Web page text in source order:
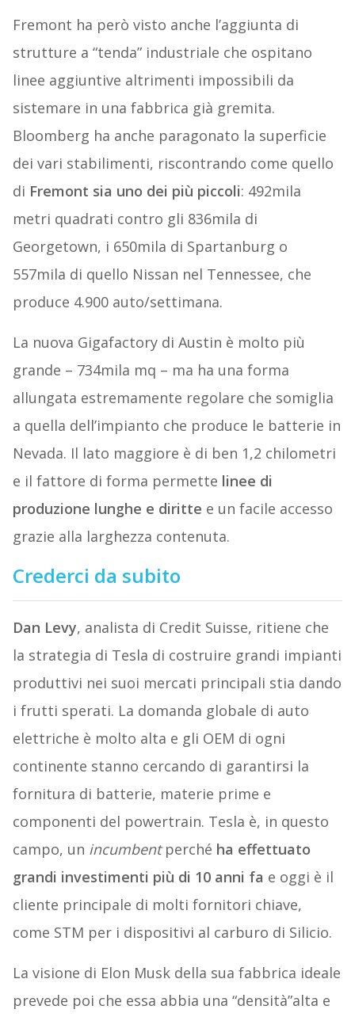
Fremont ha però visto anche l’aggiunta di
strutture a “tenda” industriale che ospitano
linee aggiuntive altrimenti impossibili da
sistemare in una fabbrica già gremita.
Bloomberg ha anche paragonato la superficie
dei vari stabilimenti, riscontrando come quello
di Fremont sia uno dei più piccoli: 492mila
metri quadrati contro gli 836mila di
Georgetown, i 650mila di Spartanburg o
557mila di quello Nissan nel Tennessee, che
produce 4.900 auto/settimana.
La nuova Gigafactory di Austin è molto più
grande – 734mila mq – ma ha una forma
allungata estremamente regolare che somiglia
a quella dell’impianto che produce le batterie in
Nevada. Il lato maggiore è di ben 1,2 chilometri
e il fattore di forma permette linee di
produzione lunghe e diritte e un facile accesso
grazie alla larghezza contenuta.
Crederci da subito
Dan Levy, analista di Credit Suisse, ritiene che
la strategia di Tesla di costruire grandi impianti
produttivi nei suoi mercati principali stia dando
i frutti sperati. La domanda globale di auto
elettriche è molto alta e gli OEM di ogni
continente stanno cercando di garantirsi la
fornitura di batterie, materie prime e
componenti del powertrain. Tesla è, in questo
campo, un incumbentperché ha effettuato
grandi investimenti più di 10 anni fa e oggi è il
cliente principale di molti fornitori chiave,
come STM per i dispositivi al carburo di Silicio.
La visione di Elon Musk della sua fabbrica ideale
prevede poi che essa abbia una “densità”alta e